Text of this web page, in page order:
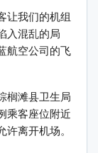
让我们的机组
入混乱的局
航空公司的飞
榈滩县卫生局
乘客座位附近
离开机场。